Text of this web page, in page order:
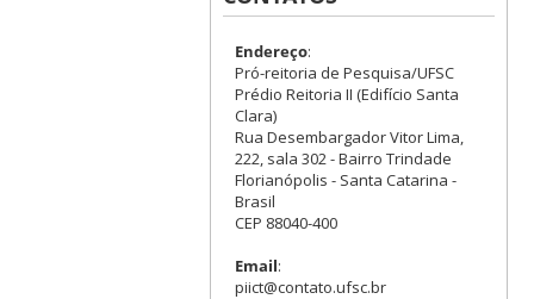
Endereço:
Pró-reitoria de Pesquisa/UFSC
Prédio Reitoria II (Edifício Santa
Clara)
Rua Desembargador Vitor Lima,
222, sala 302 - Bairro Trindade
Florianópolis - Santa Catarina -
Brasil
CEP 88040-400
Email:
piict@contato.ufsc.br